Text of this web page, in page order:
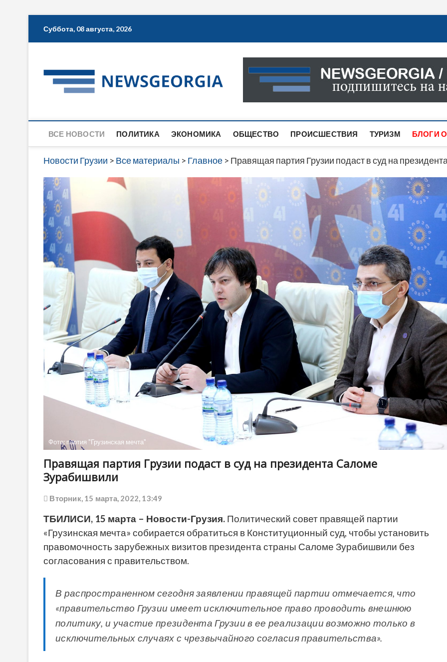
Суббота, 08 августа, 2026
Новости Грузии
САМАЯ АКТУАЛЬНАЯ ИНФОРМАЦИЯ О СОБЫТИЯХ
САЙТЕ ВЫ НАЙДЕТЕ НОВОСТИ ПОЛИТИКИ,
ВСЕ НОВОСТИ ПОЛИТИКА ЭКОНОМИКА ОБЩЕСТВО ПРОИСШЕСТВИЯ ТУРИЗМ БЛОГИ
Новости Грузии > Все материалы > Главное > Правящая партия Грузии подаст в суд на
Фото: партия "Грузинская мечта"
Правящая партия Грузии подаст в суд на президента Саломе
Зурабишвили
Вторник, 15 марта, 2022, 13:49
ТБИЛИСИ, 15 марта – Новости-Грузия. Политический совет правящей партии
«Грузинская мечта» собирается обратиться в Конституционный суд, чтобы установить
правомочность зарубежных визитов президента страны Саломе Зурабишвили без
согласования с правительством.
В распространенном сегодня заявлении правящей партии отмечается, что
«правительство Грузии имеет исключительное право проводить внешнюю
политику, и участие президента Грузии в ее реализации возможно только в
исключительных случаях с чрезвычайного согласия правительства».